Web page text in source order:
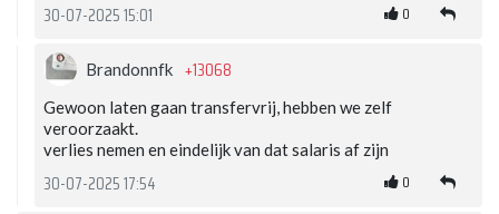
30-07-2025 15:01 0
Brandonnfk +13068
Gewoon laten gaan transfervrij, hebben we zelf
veroorzaakt.
verlies nemen en eindelijk van dat salaris af zijn
30-07-2025 17:54 0